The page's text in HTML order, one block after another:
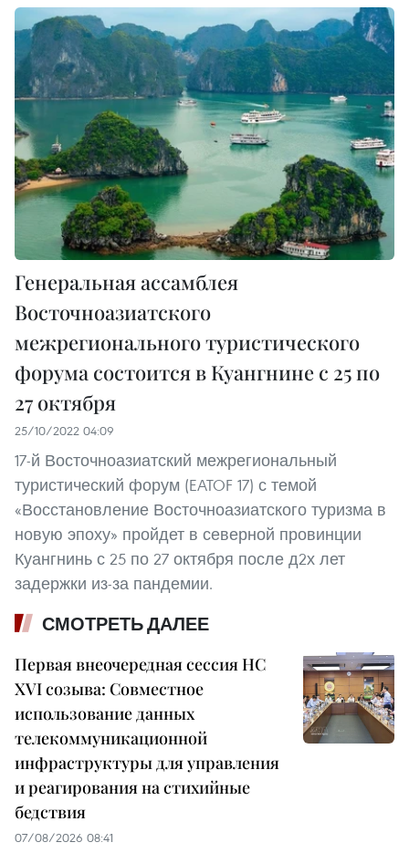
Генеральная ассамблея
Восточноазиатского
межрегионального туристического
форума состоится в Куангнине с 25 по
27 октября
25/10/2022 04:09
17-й Восточноазиатский межрегиональный
туристический форум (EATOF 17) с темой
«Восстановление Восточноазиатского туризма в
новую эпоху» пройдет в северной провинции
Куангнинь с 25 по 27 октября после д2х лет
задержки из-за пандемии.
СМОТРЕТЬ ДАЛЕЕ
Первая внеочередная сессия НС
XVI созыва: Совместное
использование данных
телекоммуникационной
инфраструктуры для управления
и реагирования на стихийные
бедствия
07/08/2026 08:41